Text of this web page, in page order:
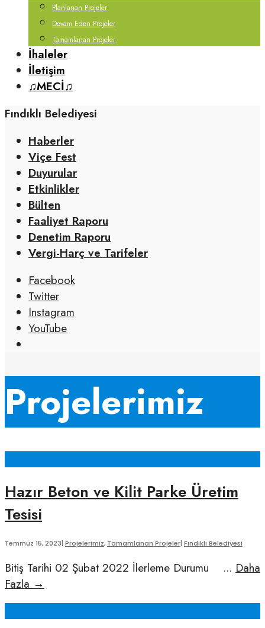
Planlanan Projeler
Devam Eden Projeler
Tamamlanan Projeler
İhaleler
İletişim
♫MECİ♫
Fındıklı Belediyesi
Haberler
Viçe Fest
Duyurular
Etkinlikler
Bülten
Faaliyet Raporu
Denetim Raporu
Vergi-Harç ve Tarifeler
Facebook
Twitter
Instagram
YouTube
Window
Projelerimiz
Hazır Beton ve Kilit Parke Üretim
Tesisi
Temmuz 15, 2023| Projelerimiz, Tamamlanan Projeler| Fındıklı Belediyesi
Bitiş Tarihi 02 Şubat 2022 İlerleme Durumu ... Daha
Fazla →
Beton
ve